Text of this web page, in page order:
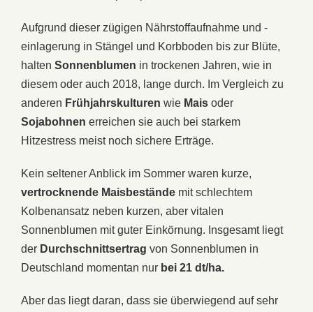
Aufgrund dieser zügigen Nährstoffaufnahme und -
einlagerung in Stängel und Korbboden bis zur Blüte,
halten Sonnenblumen in trockenen Jahren, wie in
diesem oder auch 2018, lange durch. Im Vergleich zu
anderen Frühjahrskulturen wie Mais oder
Sojabohnen erreichen sie auch bei starkem
Hitzestress meist noch sichere Erträge.
Kein seltener Anblick im Sommer waren kurze,
vertrocknende Maisbestände mit schlechtem
Kolbenansatz neben kurzen, aber vitalen
Sonnenblumen mit guter Einkörnung. Insgesamt liegt
der Durchschnittsertrag von Sonnenblumen in
Deutschland momentan nur bei 21 dt/ha.
Aber das liegt daran, dass sie überwiegend auf sehr